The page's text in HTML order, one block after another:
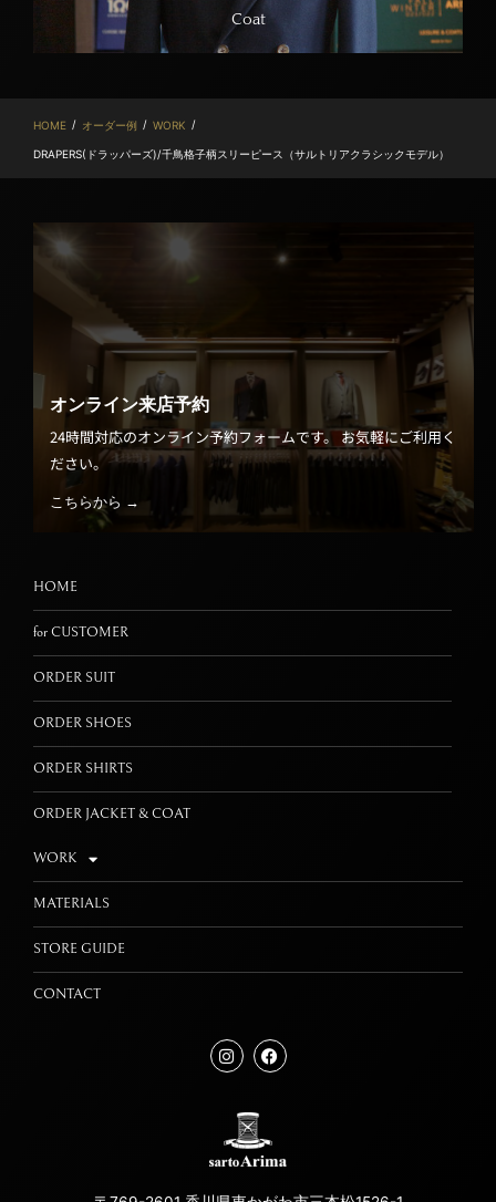
Coat
HOME / オーダー例 / WORK /
DRAPERS(ドラッパーズ)/千鳥格子柄スリーピース（サルトリアクラシックモデル）
オンライン来店予約
24時間対応のオンライン予約フォームです。 お気軽にご利用く
ださい。
こちらから →
HOME
for CUSTOMER
ORDER SUIT
ORDER SHOES
ORDER SHIRTS
ORDER JACKET & COAT
WORK
MATERIALS
STORE GUIDE
CONTACT